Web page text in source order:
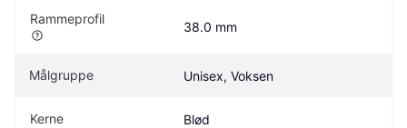
Rammeprofil
38.0 mm
Målgruppe Unisex, Voksen
Kerne Blød